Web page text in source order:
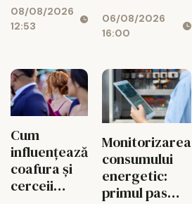
verii
08/08/2026
12:53
spatele
fiecărui
CISTOUR
06/08/2026
16:00
Cum
influențează
coafura și
cerceii
Monitorizarea
consumului
energetic:
primul pas